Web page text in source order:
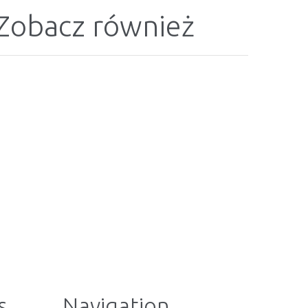
również